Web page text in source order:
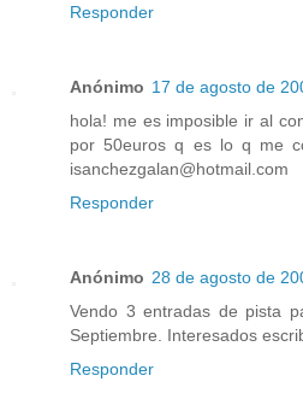
Responder
Anónimo 17 de agosto de
hola! me es imposible ir al
por 50euros q es lo q me
isanchezgalan@hotmail.com
Responder
Anónimo 28 de agosto de
Vendo 3 entradas de pista
Septiembre. Interesados
Responder